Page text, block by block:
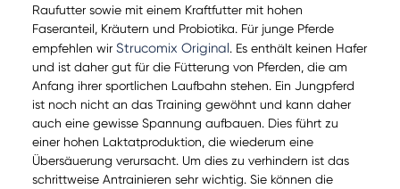
Raufutter sowie mit einem Kraftfutter mit hohen
Faseranteil, Kräutern und Probiotika. Für junge Pferde
empfehlen wir Strucomix Original. Es enthält keinen Hafer
und ist daher gut für die Fütterung von Pferden, die am
Anfang ihrer sportlichen Laufbahn stehen. Ein Jungpferd
ist noch nicht an das Training gewöhnt und kann daher
auch eine gewisse Spannung aufbauen. Dies führt zu
einer hohen Laktatproduktion, die wiederum eine
Übersäuerung verursacht. Um dies zu verhindern ist das
schrittweise Antrainieren sehr wichtig. Sie können die